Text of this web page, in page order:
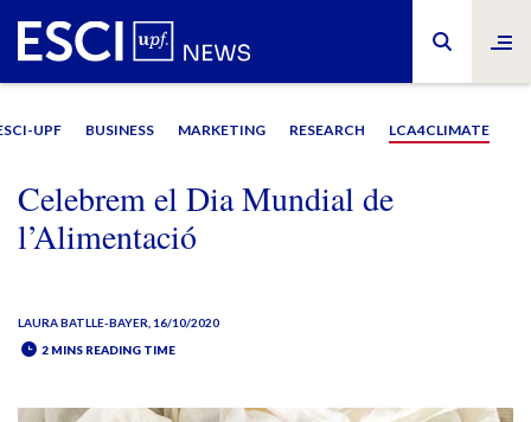
UPF BUSINESS MARKETING RESEARCH LCA4CLIMATE
Celebrem el Dia Mundial de
l’Alimentació
LAURA BATLLE-BAYER , 16/10/2020
2 MINS READING TIME